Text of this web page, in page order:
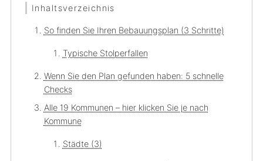
Inhaltsverzeichnis
So finden Sie Ihren Bebauungsplan (3 Schritte)
Typische Stolperfallen
Wenn Sie den Plan gefunden haben: 5 schnelle
Checks
Alle 19 Kommunen – hier klicken Sie je nach
Kommune
Städte (3)